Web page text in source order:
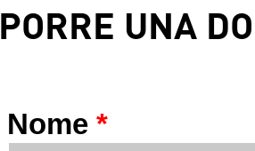
PORRE UNA
Nome *